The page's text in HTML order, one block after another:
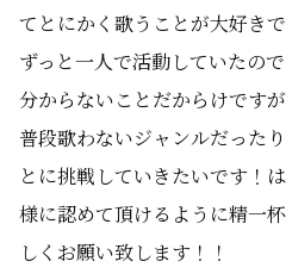
てとにかく歌うことが大好きで
ずっと一人で活動していたの
分からないことだからけですが
普段歌わないジャンルだった
とに挑戦していきたいです！
様に認めて頂けるように精一
しくお願い致します！！